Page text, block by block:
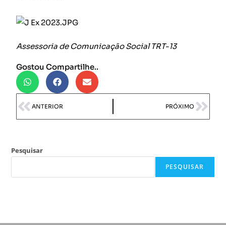
Assessoria de Comunicação Social TRT-13
Gostou Compartilhe..
ANTERIOR PRÓXIMO
Pesquisar
PESQUISAR